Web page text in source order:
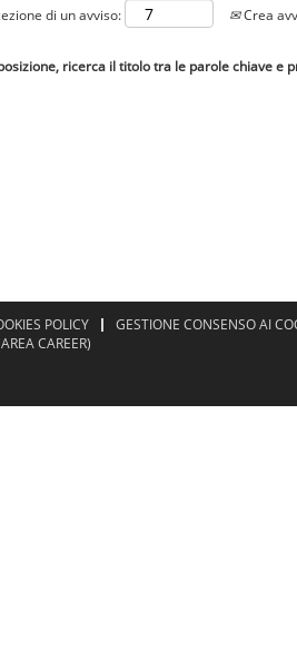
di un avviso: Crea
ricerca il titolo tra le parole chiave e
POLICY GESTIONE CONSENSO AI
CAREER)